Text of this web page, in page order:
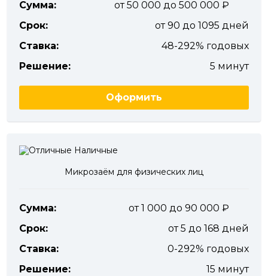
Сумма:
от 50 000 до 500 000
Срок:
от 90 до 1095 дней
Ставка:
48-292% годовых
Решение:
5 минут
Оформить
Микрозаём для физических лиц
Сумма:
от 1 000 до 90 000
Срок:
от 5 до 168 дней
Ставка:
0-292% годовых
Решение:
15 минут